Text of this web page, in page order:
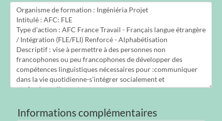
Informations complémentaires